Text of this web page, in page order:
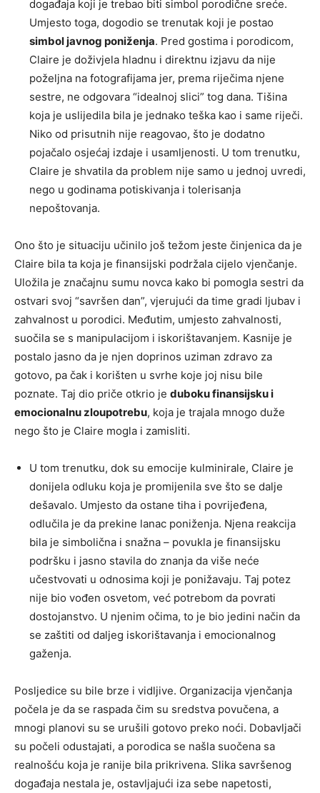
događaja koji je trebao biti simbol porodične sreće.
Umjesto toga, dogodio se trenutak koji je postao
simbol javnog poniženja. Pred gostima i porodicom,
Claire je doživjela hladnu i direktnu izjavu da nije
poželjna na fotografijama jer, prema riječima njene
sestre, ne odgovara “idealnoj slici” tog dana. Tišina
koja je uslijedila bila je jednako teška kao i same riječi.
Niko od prisutnih nije reagovao, što je dodatno
pojačalo osjećaj izdaje i usamljenosti. U tom trenutku,
Claire je shvatila da problem nije samo u jednoj uvredi,
nego u godinama potiskivanja i tolerisanja
nepoštovanja.
Ono što je situaciju učinilo još težom jeste činjenica da je
Claire bila ta koja je finansijski podržala cijelo vjenčanje.
Uložila je značajnu sumu novca kako bi pomogla sestri da
ostvari svoj “savršen dan”, vjerujući da time gradi ljubav i
zahvalnost u porodici. Međutim, umjesto zahvalnosti,
suočila se s manipulacijom i iskorištavanjem. Kasnije je
postalo jasno da je njen doprinos uziman zdravo za
gotovo, pa čak i korišten u svrhe koje joj nisu bile
poznate. Taj dio priče otkrio je duboku finansijsku i
emocionalnu zloupotrebu, koja je trajala mnogo duže
nego što je Claire mogla i zamisliti.
U tom trenutku, dok su emocije kulminirale, Claire je
donijela odluku koja je promijenila sve što se dalje
dešavalo. Umjesto da ostane tiha i povrijeđena,
odlučila je da prekine lanac poniženja. Njena reakcija
bila je simbolična i snažna – povukla je finansijsku
podršku i jasno stavila do znanja da više neće
učestvovati u odnosima koji je ponižavaju. Taj potez
nije bio vođen osvetom, već potrebom da povrati
dostojanstvo. U njenim očima, to je bio jedini način da
se zaštiti od daljeg iskorištavanja i emocionalnog
gaženja.
Posljedice su bile brze i vidljive. Organizacija vjenčanja
počela je da se raspada čim su sredstva povučena, a
mnogi planovi su se urušili gotovo preko noći. Dobavljači
su počeli odustajati, a porodica se našla suočena sa
realnošću koja je ranije bila prikrivena. Slika savršenog
događaja nestala je, ostavljajući iza sebe napetosti,